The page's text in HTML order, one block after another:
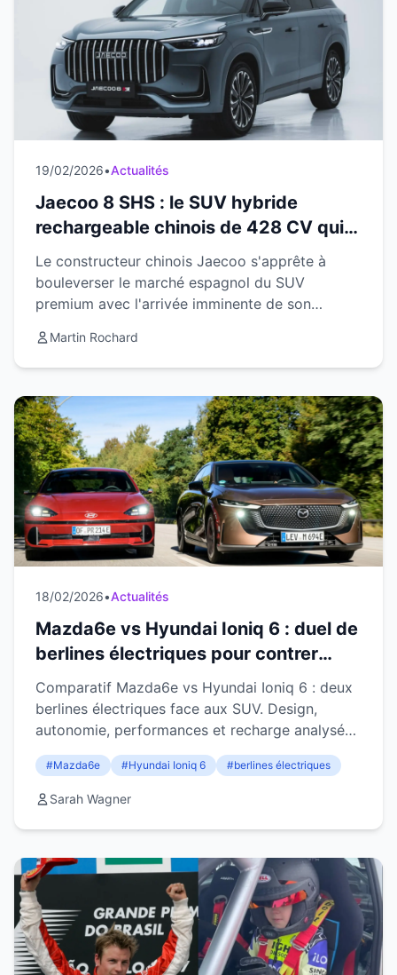
19/02/2026•Actualités
Jaecoo 8 SHS : le SUV hybride
rechargeable chinois de 428 CV qui
révolutionne le segment premium en
Espagne
Le constructeur chinois Jaecoo s'apprête à
bouleverser le marché espagnol du SUV
premium avec l'arrivée imminente de son
imposant marque une nouvelle ...
Martin Rochard
18/02/2026•Actualités
Mazda6e vs Hyundai Ioniq 6 : duel de
berlines électriques pour contrer
l'hégémonie des SUV
Comparatif Mazda6e vs Hyundai Ioniq 6 : deux
berlines électriques face aux SUV. Design,
autonomie, performances et recharge analysés
en détail.
#Mazda6e #Hyundai Ioniq 6 #berlines électriques
Sarah Wagner